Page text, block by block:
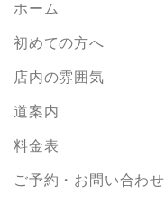
ホーム
初めての方へ
店内の雰囲気
道案内
料金表
ご予約・お問い合わせ